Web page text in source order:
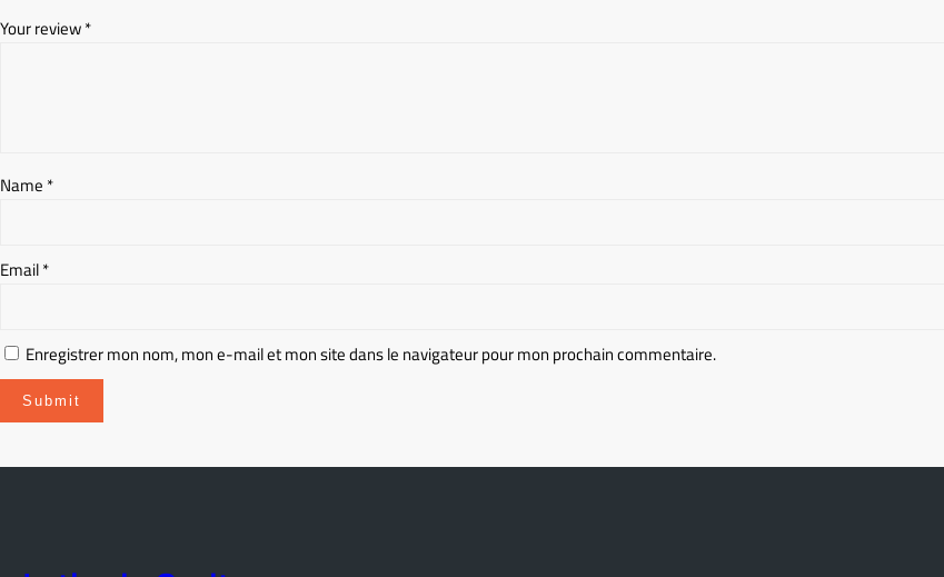
Your review*
Name *
Email*
Enregistrer mon nom, mon e-mail et mon site dans le navigateur pour mon prochain commentaire.